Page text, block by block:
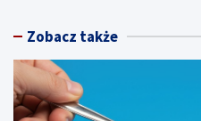
Zobacz także